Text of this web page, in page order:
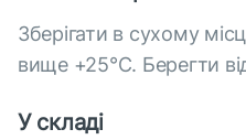
Зберігати в сухому
вище +25°С. Берегти
У складі